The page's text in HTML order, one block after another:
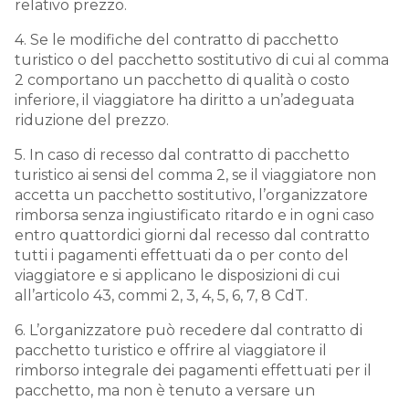
relativo prezzo.
4. Se le modifiche del contratto di pacchetto
turistico o del pacchetto sostitutivo di cui al comma
2 comportano un pacchetto di qualità o costo
inferiore, il viaggiatore ha diritto a un’adeguata
riduzione del prezzo.
5. In caso di recesso dal contratto di pacchetto
turistico ai sensi del comma 2, se il viaggiatore non
accetta un pacchetto sostitutivo, l’organizzatore
rimborsa senza ingiustificato ritardo e in ogni caso
entro quattordici giorni dal recesso dal contratto
tutti i pagamenti effettuati da o per conto del
viaggiatore e si applicano le disposizioni di cui
all’articolo 43, commi 2, 3, 4, 5, 6, 7, 8 CdT.
6. L’organizzatore può recedere dal contratto di
pacchetto turistico e offrire al viaggiatore il
rimborso integrale dei pagamenti effettuati per il
pacchetto, ma non è tenuto a versare un